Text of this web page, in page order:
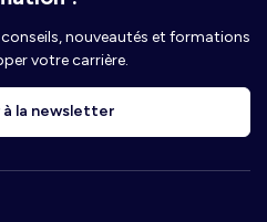
nouveautés et formations
votre carrière.
à la newsletter